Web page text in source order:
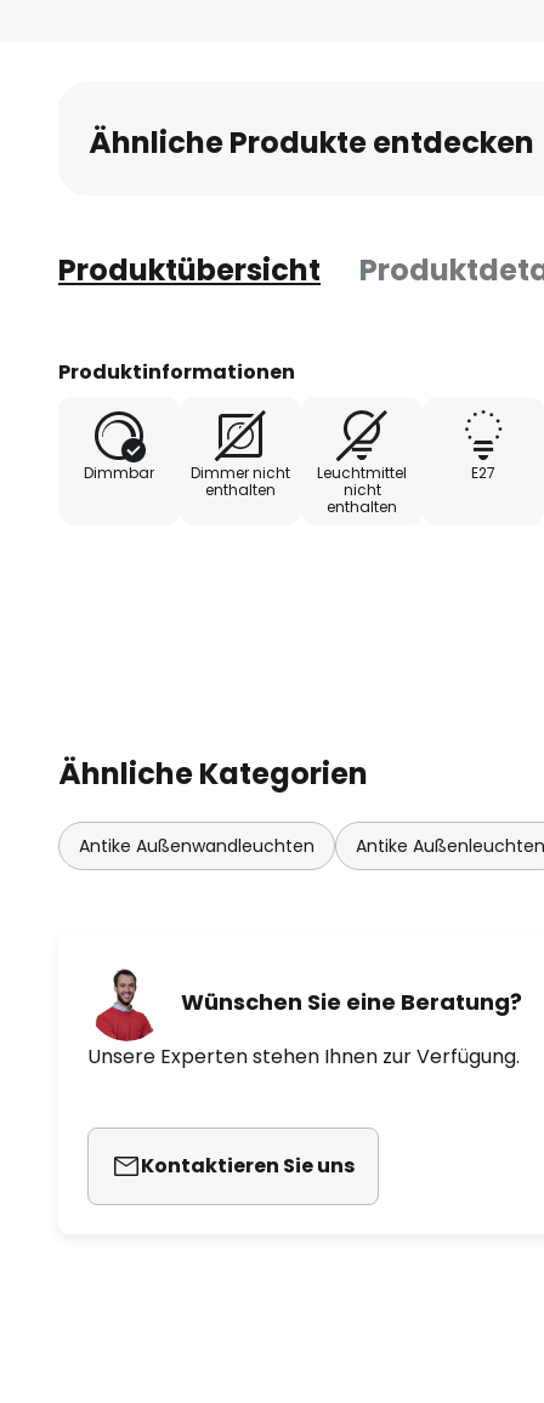
Ähnliche Produkte entdecken
Produktübersicht
Produktinformationen
Dimmbar
Dimmer nicht
enthalten
Leuchtmittel
nicht
enthalten
E27
Ähnliche Kategorien
Antike Außenwandleuchten Antike Außenleuchten
Wünschen Sie eine Beratung?
Unsere Experten stehen Ihnen zur Verfügung.
Kontaktieren Sie uns